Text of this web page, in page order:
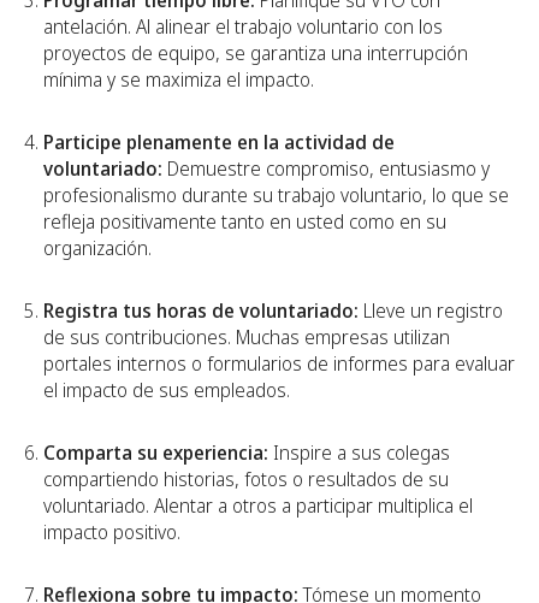
antelación. Al alinear el trabajo voluntario con los
proyectos de equipo, se garantiza una interrupción
mínima y se maximiza el impacto.
Participe plenamente en la actividad de
voluntariado: Demuestre compromiso, entusiasmo y
profesionalismo durante su trabajo voluntario, lo que se
refleja positivamente tanto en usted como en su
organización.
Registra tus horas de voluntariado: Lleve un registro
de sus contribuciones. Muchas empresas utilizan
portales internos o formularios de informes para evaluar
el impacto de sus empleados.
Comparta su experiencia: Inspire a sus colegas
compartiendo historias, fotos o resultados de su
voluntariado. Alentar a otros a participar multiplica el
impacto positivo.
Reflexiona sobre tu impacto:Tómese un momento